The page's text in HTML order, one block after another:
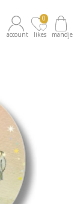
account likes
0
mandje